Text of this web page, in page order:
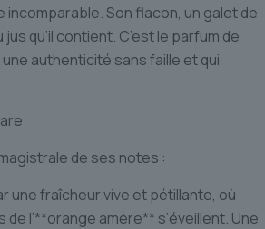
Son flacon, un galet de
qu’il contient. C’est le parfum de
une authenticité sans faille et qui
de ses notes :
une fraîcheur vive et pétillante, où
l’**orange amère** s’éveillent. Une